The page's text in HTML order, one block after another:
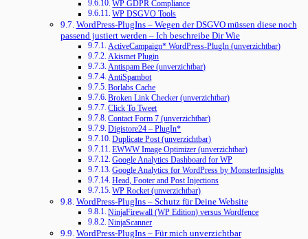
WP GDPR Compliance
WP DSGVO Tools
WordPress-PlugIns – Wegen der DSGVO müssen diese noch
passend justiert werden – Ich beschreibe Dir Wie
ActiveCampaign* WordPress-PlugIn (unverzichtbar)
Akismet Plugin
Antispam Bee (unverzichtbar)
AntiSpambot
Borlabs Cache
Broken Link Checker (unverzichtbar)
Click To Tweet
Contact Form 7 (unverzichtbar)
Digistore24 – PlugIn*
Duplicate Post (unverzichtbar)
EWWW Image Optimizer (unverzichtbar)
Google Analytics Dashboard for WP
Google Analytics for WordPress by MonsterInsights
Head, Footer and Post Injections
WP Rocket (unverzichtbar)
WordPress-PlugIns – Schutz für Deine Website
NinjaFirewall (WP Edition) versus Wordfence
NinjaScanner
WordPress-PlugIns – Für mich unverzichtbar